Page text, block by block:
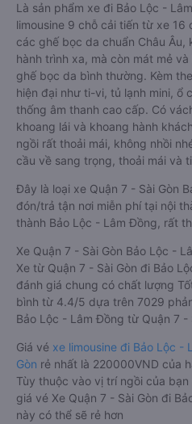
Là sản phẩm xe đi Bảo Lộc -
limousine 9 chỗ cải tiến từ xe
các ghế bọc da chuẩn Châu Âu,
hành trình xa, mà còn mát mẻ
ghế bọc da bình thường. Kèm
hiện đại như ti-vi, tủ lạnh mini, ổ
thống âm thanh cao cấp. Có
khoang lái và khoang hành
ngồi rất thoải mái, không nhồi
cầu về sang trọng, thoải mái và
Đây là loại xe Quận 7 - Sài Gòn
đón/trả tận nơi miễn phí tại nội
thành Bảo Lộc - Lâm Đồng, rất
Xe Quận 7 - Sài Gòn Bảo Lộc -
Xe từ Quận 7 - Sài Gòn đi Bảo
đánh giá chung có chất lượng
bình từ 4.4/5 dựa trên 7029
Bảo Lộc - Lâm Đồng từ Quận 7 -
Giá vé xe limousine đi Bảo Lộc -
Gòn rẻ nhất là 220000VND của
Tùy thuộc vào vị trí ngồi của
giá vé Xe Quận 7 - Sài Gòn đi
này có thể sẽ rẻ hơn